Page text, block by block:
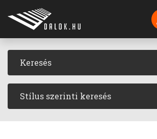
Stílus szerinti keresés